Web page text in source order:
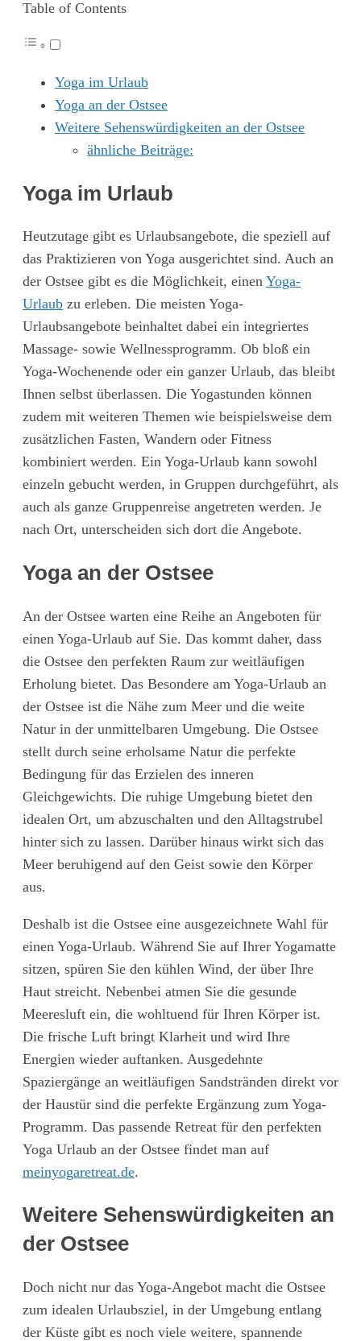
Table of Contents
Yoga im Urlaub
Yoga an der Ostsee
Weitere Sehenswürdigkeiten an der Ostsee
ähnliche Beiträge:
Yoga im Urlaub
Heutzutage gibt es Urlaubsangebote, die speziell auf
das Praktizieren von Yoga ausgerichtet sind. Auch an
der Ostsee gibt es die Möglichkeit, einen Yoga-
Urlaub zu erleben. Die meisten Yoga-
Urlaubsangebote beinhaltet dabei ein integriertes
Massage- sowie Wellnessprogramm. Ob bloß ein
Yoga-Wochenende oder ein ganzer Urlaub, das bleibt
Ihnen selbst überlassen. Die Yogastunden können
zudem mit weiteren Themen wie beispielsweise dem
zusätzlichen Fasten, Wandern oder Fitness
kombiniert werden. Ein Yoga-Urlaub kann sowohl
einzeln gebucht werden, in Gruppen durchgeführt, als
auch als ganze Gruppenreise angetreten werden. Je
nach Ort, unterscheiden sich dort die Angebote.
Yoga an der Ostsee
An der Ostsee warten eine Reihe an Angeboten für
einen Yoga-Urlaub auf Sie. Das kommt daher, dass
die Ostsee den perfekten Raum zur weitläufigen
Erholung bietet. Das Besondere am Yoga-Urlaub an
der Ostsee ist die Nähe zum Meer und die weite
Natur in der unmittelbaren Umgebung. Die Ostsee
stellt durch seine erholsame Natur die perfekte
Bedingung für das Erzielen des inneren
Gleichgewichts. Die ruhige Umgebung bietet den
idealen Ort, um abzuschalten und den Alltagstrubel
hinter sich zu lassen. Darüber hinaus wirkt sich das
Meer beruhigend auf den Geist sowie den Körper
aus.
Deshalb ist die Ostsee eine ausgezeichnete Wahl für
einen Yoga-Urlaub. Während Sie auf Ihrer Yogamatte
sitzen, spüren Sie den kühlen Wind, der über Ihre
Haut streicht. Nebenbei atmen Sie die gesunde
Meeresluft ein, die wohltuend für Ihren Körper ist.
Die frische Luft bringt Klarheit und wird Ihre
Energien wieder auftanken. Ausgedehnte
Spaziergänge an weitläufigen Sandstränden direkt vor
der Haustür sind die perfekte Ergänzung zum Yoga-
Programm. Das passende Retreat für den perfekten
Yoga Urlaub an der Ostsee findet man auf
meinyogaretreat.de.
Weitere Sehenswürdigkeiten an
der Ostsee
Doch nicht nur das Yoga-Angebot macht die Ostsee
zum idealen Urlaubsziel, in der Umgebung entlang
der Küste gibt es noch viele weitere, spannende